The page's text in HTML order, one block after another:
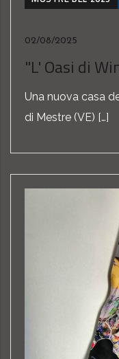
02/08/2025
"L' Oasi di
Una nuova casa
di Mestre (VE) […]